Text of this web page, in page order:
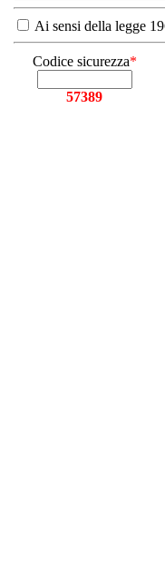
Ai sensi della legge
Codice sicurezza*
57389